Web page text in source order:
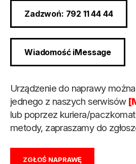
Zadzwoń: 792 11 44 44
Wiadomość iMessage
Urządzenie do naprawy
jednego z naszych serwisów
lub poprzez kuriera/
metody, zapraszamy do
ZGŁOŚ NAPRAWĘ